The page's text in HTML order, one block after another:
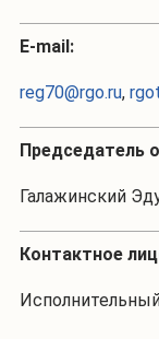
Е-mail:
reg70@rgo.ru,
Председатель
Галажинский
Контактное